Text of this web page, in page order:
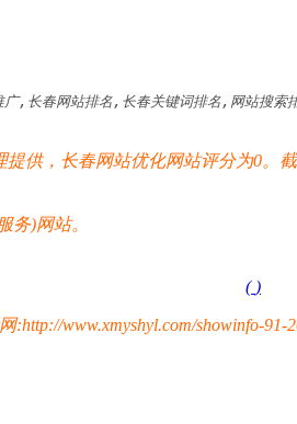
广,长春网站排名,长春关键词排名,网站
供，长春网站优化网站评分为0。
)网站。
( )
www.xmyshyl.com/showinfo-91-